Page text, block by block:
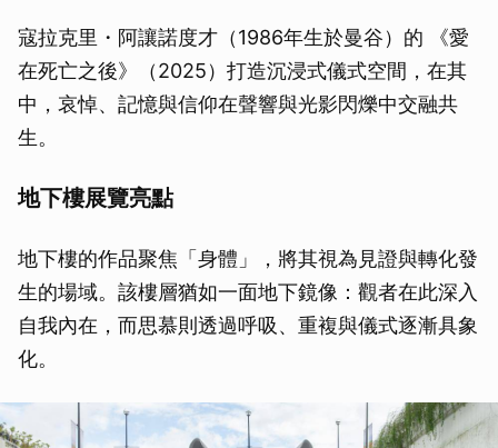
寇拉克里・阿讓諾度才（1986年生於曼谷）的 《愛
在死亡之後》（2025）打造沉浸式儀式空間，在其
中，哀悼、記憶與信仰在聲響與光影閃爍中交融共
生。
地下樓展覽亮點
地下樓的作品聚焦「身體」，將其視為見證與轉化發
生的場域。該樓層猶如一面地下鏡像：觀者在此深入
自我內在，而思慕則透過呼吸、重複與儀式逐漸具象
化。